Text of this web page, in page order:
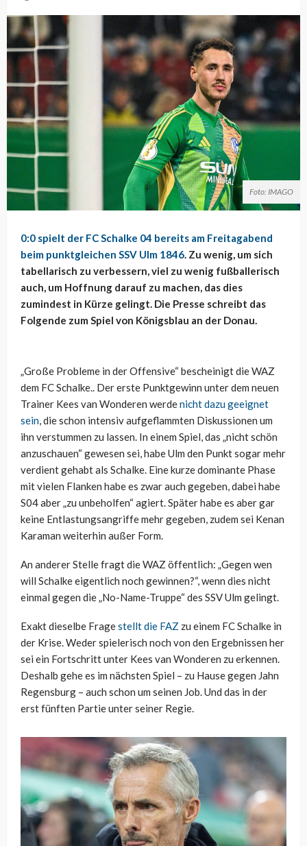
Foto: IMAGO
0:0 spielt der FC Schalke 04 bereits am Freitagabend
beim punktgleichen SSV Ulm 1846. Zu wenig, um sich
tabellarisch zu verbessern, viel zu wenig fußballerisch
auch, um Hoffnung darauf zu machen, das dies
zumindest in Kürze gelingt. Die Presse schreibt das
Folgende zum Spiel von Königsblau an der Donau.
„Große Probleme in der Offensive“ bescheinigt die WAZ
dem FC Schalke.. Der erste Punktgewinn unter dem neuen
Trainer Kees van Wonderen werdenicht dazu geeignet
sein, die schon intensiv aufgeflammten Diskussionen um
ihn verstummen zu lassen. In einem Spiel, das „nicht schön
anzuschauen“ gewesen sei, habe Ulm den Punkt sogar mehr
verdient gehabt als Schalke. Eine kurze dominante Phase
mit vielen Flanken habe es zwar auch gegeben, dabei habe
S04 aber „zu unbeholfen“ agiert. Später habe es aber gar
keine Entlastungsangriffe mehr gegeben, zudem sei Kenan
Karaman weiterhin außer Form.
An anderer Stelle fragt die WAZ öffentlich: „Gegen wen
will Schalke eigentlich noch gewinnen?“, wenn dies nicht
einmal gegen die „No-Name-Truppe“ des SSV Ulm gelingt.
Exakt dieselbe Fragestellt die FAZ zu einem FC Schalke in
der Krise. Weder spielerisch noch von den Ergebnissen her
sei ein Fortschritt unter Kees van Wonderen zu erkennen.
Deshalb gehe es im nächsten Spiel – zu Hause gegen Jahn
Regensburg – auch schon um seinen Job. Und das in der
erst fünften Partie unter seiner Regie.